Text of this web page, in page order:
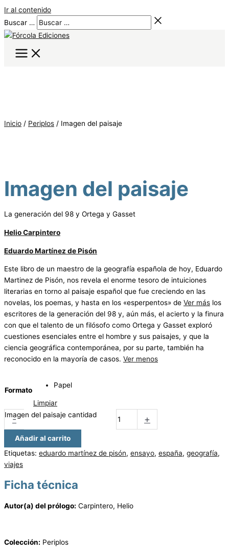
Ir al contenido
Buscar …
Inicio / Periplos / Imagen del paisaje
Imagen del paisaje
La generación del 98 y Ortega y Gasset
Helio Carpintero
Eduardo Martínez de Pisón
Este libro de un maestro de la geografía española de hoy, Eduardo
Martinez de Pisón, nos revela el enorme tesoro de intuiciones
literarias en torno al paisaje español que fue creciendo en las
novelas, los poemas, y hasta en los «esperpentos» de Ver más los
escritores de la generación del 98 y, aún más, el acierto y la finura
con que el talento de un filósofo como Ortega y Gasset exploró
cuestiones esenciales entre el hombre y sus paisajes, y que la
ciencia geográfica contemporánea, por su parte, también ha
reconocido en la mayoría de casos. Ver menos
Formato
Papel
Limpiar
-
Imagen del paisaje cantidad +
Añadir al carrito
Etiquetas: eduardo martínez de pisón, ensayo, españa, geografía,
viajes
Ficha técnica
Autor(a) del prólogo: Carpintero, Helio
Colección: Periplos